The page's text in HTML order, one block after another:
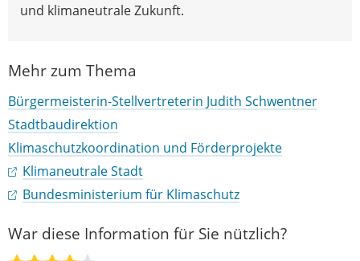
und klimaneutrale Zukunft.
Mehr zum Thema
Bürgermeisterin-Stellvertreterin Judith Schwentner
Stadtbaudirektion
Klimaschutzkoordination und Förderprojekte
Klimaneutrale Stadt
Bundesministerium für Klimaschutz
War diese Information für Sie nützlich?